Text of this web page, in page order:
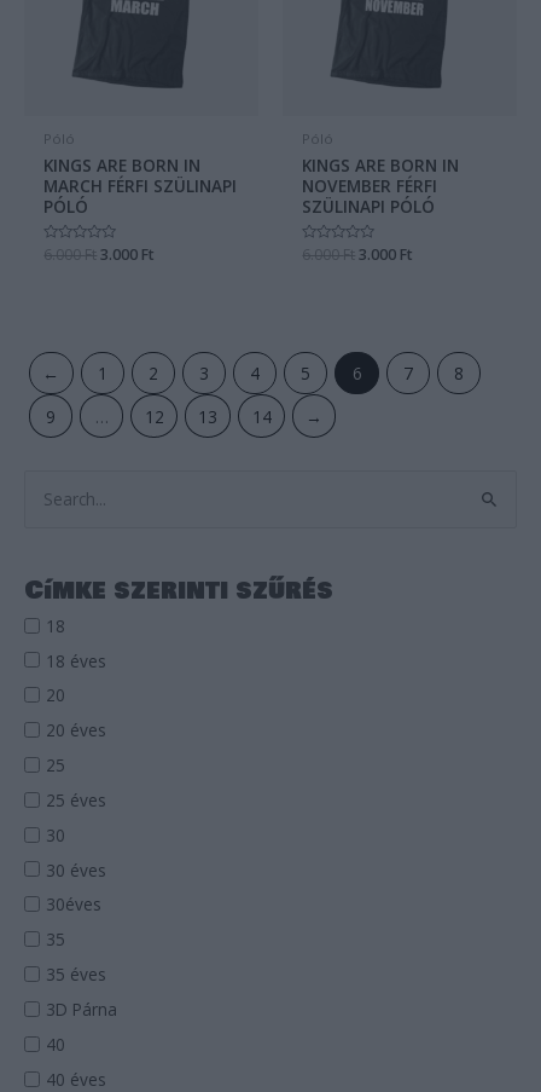
r
c
h
f
o
r
:
Címke szerinti szűrés
18
18 éves
20
20 éves
25
25 éves
30
30 éves
30éves
35
35 éves
3D Párna
40
40 éves
Póló
KINGS ARE BORN IN
MARCH FÉRFI SZÜLINAPI
PÓLÓ
Értékelés:
6.000Ft 3.000 Ft
Póló
KINGS ARE BORN IN
NOVEMBER FÉRFI
SZÜLINAPI PÓLÓ
Értékelés:
6.000Ft 3.000 Ft
← 1 2 3 4 5 6 7
8
9
… 12 13 14 →